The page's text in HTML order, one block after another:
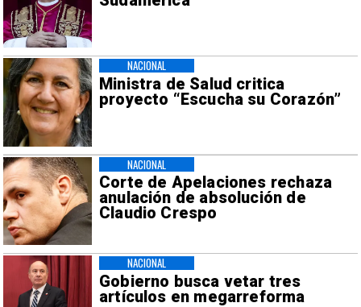
Ministra de Salud critica
proyecto “Escucha su Corazón”
NACIONAL
Corte de Apelaciones rechaza
anulación de absolución de
Claudio Crespo
NACIONAL
Gobierno busca vetar tres
artículos en megarreforma
NACIONAL